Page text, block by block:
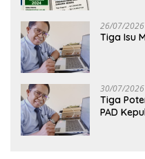
26/07/2026
Tiga Isu
30/07/2026
Tiga
PAD